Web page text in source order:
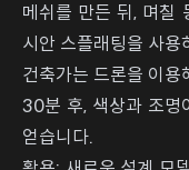
메쉬를 만든 뒤, 며칠
시안 스플래팅을 사용
건축가는 드론을 이용
30분 후, 색상과 조
얻습니다.